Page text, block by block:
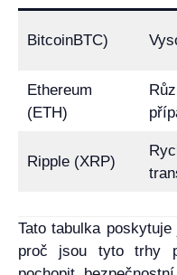
BitcoinBTC)
Ethereum
(ETH)
Ripple (XRP)
Tato tabulka
proč jsou tyto trhy